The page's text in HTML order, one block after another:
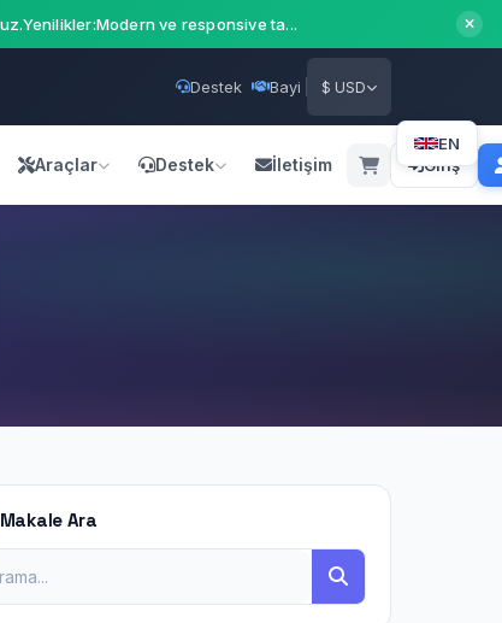
ve responsive ta...
Destek Bayi $ USD
Araçlar Destek İletişim Giriş
EN
Makale Ara